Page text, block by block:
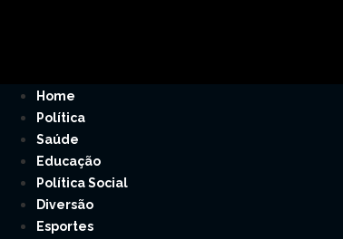
Home
Política
Saúde
Educação
Política Social
Diversão
Esportes